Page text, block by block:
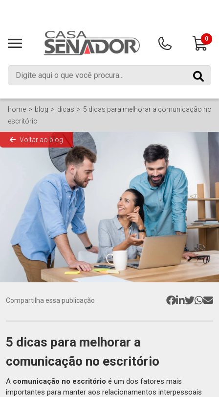
0
home blog dicas
5 dicas para melhorar a comunicação no
escritório
Voltar ao blog
Compartilha essa publicação
5 dicas para melhorar a
comunicação no escritório
A comunicação no escritório é um dos fatores mais
importantes para manter aos relacionamentos interpessoais